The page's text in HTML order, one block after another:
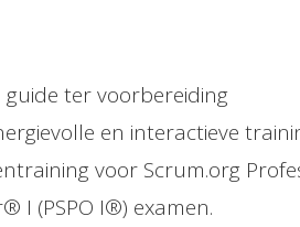
guide ter voorbereiding
en interactieve
voor Scrum.org
I (PSPO I®) examen.